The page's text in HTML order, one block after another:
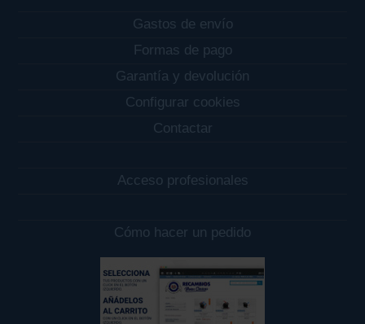
Gastos de envío
Formas de pago
Garantía y devolución
Configurar cookies
Contactar
Acceso profesionales
Cómo hacer un pedido